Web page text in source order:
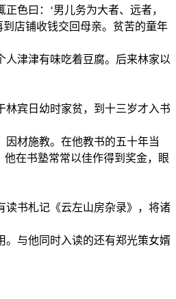
色曰：‘男儿务为大者、远者，
店铺收钱交回母亲。贫苦的童年
津津有味吃着豆腐。后来林家以
宾日幼时家贫，到十三岁才入书
材施教。在他教书的五十年当
在书塾常常以佳作得到奖金，眼
读书札记《云左山房杂录》，将诸
。与他同时入读的还有郑光策女婿